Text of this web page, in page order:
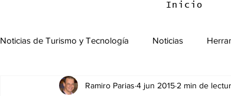
Inicio
Noticias de Turismo y Tecnología Noticias
Negocios Internacionales
Ramiro Parias 4 jun 2015 2 min de